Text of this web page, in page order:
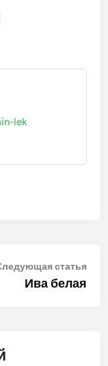
lek
статья
Ива белая